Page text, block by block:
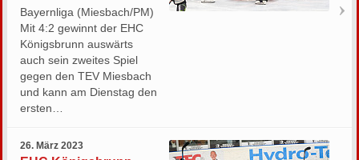
Bayernliga (Miesbach/PM)
Mit 4:2 gewinnt der EHC
Königsbrunn auswärts
auch sein zweites Spiel
gegen den TEV Miesbach
und kann am Dienstag den
ersten…
26. März 2023